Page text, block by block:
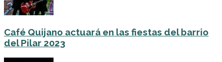
Café Quijano actuará en las fiestas del barrio
del Pilar 2023